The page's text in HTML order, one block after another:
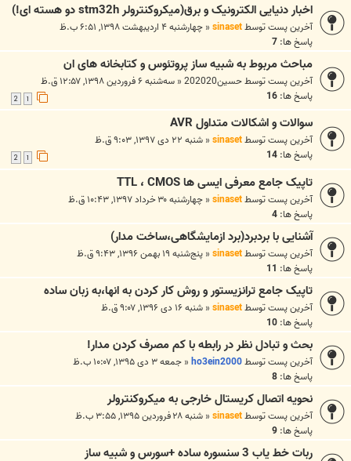
اخبار دنیایی الکترونیک و برق(میکروکنترولر stm32h دو هسته ای!)
آخرین پست توسطsinaset
« چهارشنبه ۴ اردیبهشت ۱۳۹۸, ۶:۵۱ ب.ظ
پاسخ ها: 7
مباحث مربوط به شبیه ساز پروتئوس و کتابخانه های ان
آخرین پست توسطحسین202020 « سه‌شنبه ۶ فروردین ۱۳۹۸, ۱۲:۵۷ ق.ظ
پاسخ ها: 16
1
2
سوالات و اشکالات متداول AVR
آخرین پست توسطsinaset
« شنبه ۲۲ دی ۱۳۹۷, ۹:۰۳ ق.ظ
پاسخ ها: 14
1
2
تاپیک جامع معرفی ایسی ها TTL ، CMOS
آخرین پست توسطsinaset
« چهارشنبه ۳۰ خرداد ۱۳۹۷, ۱۰:۴۳ ق.ظ
پاسخ ها: 4
آشنایی با بردبرد(برد ازمایشگاهی،ساخت مدار)
آخرین پست توسطsinaset
« پنج‌شنبه ۱۹ بهمن ۱۳۹۶, ۹:۴۳ ق.ظ
پاسخ ها: 11
تاپیک جامع ترانزیستور و روش کار کردن به انها،به زبان ساده
آخرین پست توسطsinaset
« شنبه ۱۶ دی ۱۳۹۶, ۹:۰۷ ق.ظ
پاسخ ها: 10
بحث و تبادل نظر در رابطه با کم مصرف کردن مدار!
آخرین پست توسطho3ein2000
« جمعه ۳ دی ۱۳۹۵, ۱۰:۰۷ ب.ظ
پاسخ ها: 8
نحویه اتصال کریستال خارجی به میکروکنترولر
آخرین پست توسطsinaset
« شنبه ۲۸ فروردین ۱۳۹۵, ۳:۵۵ ب.ظ
پاسخ ها: 9
ربات خط یاب 3 سنسوره ساده +سورس و شبیه ساز